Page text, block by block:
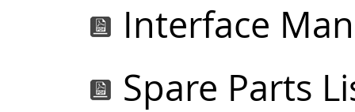
Interface
Spare Parts